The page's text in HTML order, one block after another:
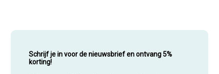
Schrijf je in voor de nieuwsbrief en ontvang 5%
korting!